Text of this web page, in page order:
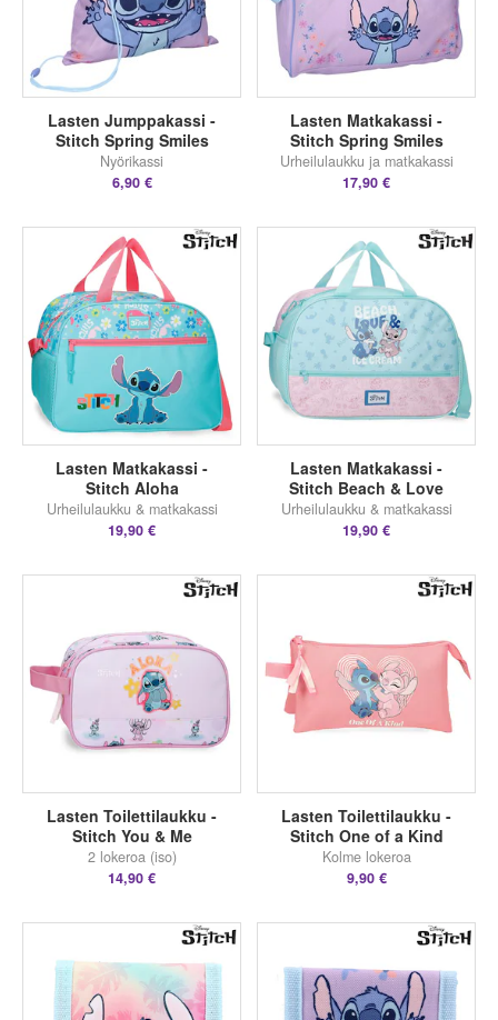
Lasten Jumppakassi -
Stitch Spring Smiles
Nyörikassi
6,90 €
Lasten Matkakassi -
Stitch Spring Smiles
Urheilulaukku ja matkakassi
17,90 €
Lasten Matkakassi -
Stitch Aloha
Urheilulaukku & matkakassi
19,90 €
Lasten Matkakassi -
Stitch Beach & Love
Urheilulaukku & matkakassi
19,90 €
Lasten Toilettilaukku -
Stitch You & Me
2 lokeroa (iso)
14,90 €
Lasten Toilettilaukku -
Stitch One of a Kind
Kolme lokeroa
9,90 €